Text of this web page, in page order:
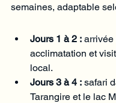
semaines, adaptable
Jours 1 à 2 : arrivée
acclimatation et
local.
Jours 3 à 4 : safari
Tarangire et le lac